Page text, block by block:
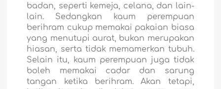
badan, seperti kemeja, celana, dan lain-
lain. Sedangkan kaum perempuan
berihram cukup memakai pakaian biasa
yang menutupi aurat, bukan merupakan
hiasan, serta tidak memamerkan tubuh.
Selain itu, kaum perempuan juga tidak
boleh memakai cadar dan sarung
tangan ketika berihram. Akan tetapi,